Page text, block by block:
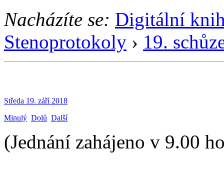
Nacházíte se: Digitální
Stenoprotokoly › 19.
Středa 19. září 2018
Minulý Dolů Další
(Jednání zahájeno v 9.00